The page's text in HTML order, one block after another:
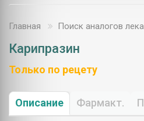
Главная Поиск аналогов
Карипразин
Только по рецету
Описание Фармакт.